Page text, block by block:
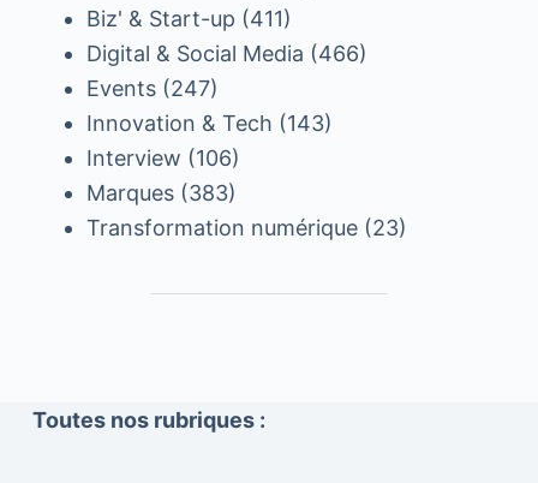
Biz' & Start-up (411)
Digital & Social Media (466)
Events(247)
Innovation & Tech (143)
Interview (106)
Marques(383)
Transformation numérique(23)
Toutes nos rubriques :